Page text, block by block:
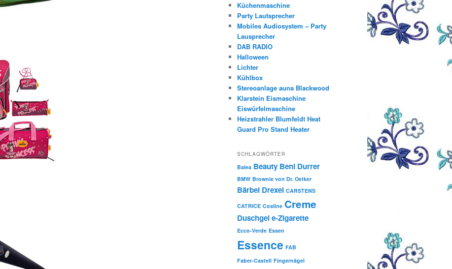
Küchenmaschine
Party Lautsprecher
Mobiles Audiosystem – Party
Lausprecher
DAB RADIO
Halloween
Lichter
Kühlbox
Stereoanlage auna Blackwood
Klarstein Eismaschine
Eiswürfelmaschine
Heizstrahler Blumfeldt Heat
Guard Pro Stand Heater
SCHLAGWÖRTER
Balea Beauty Beni Durrer
BMW Brownie von Dr. Oetker
Bärbel Drexel CARSTENS
CATRICE Cosline Creme
Duschgele-Zigarette
Ecco-Verde Essen
Essence FAB
Faber-Castell Fingernägel